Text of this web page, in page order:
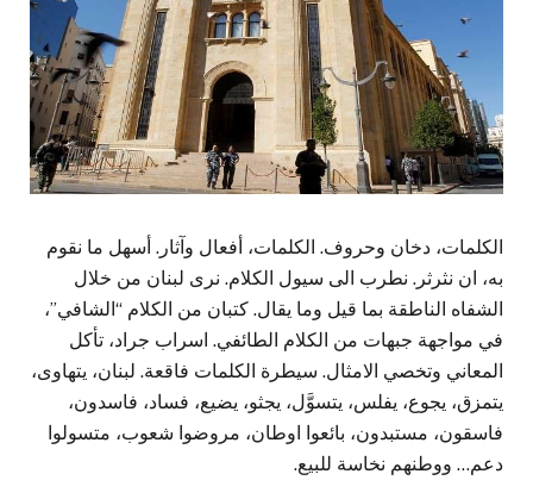
الكلمات، دخان وحروف. الكلمات، أفعال وآثار. أسهل ما نقوم
به، ان نثرثر. نطرب الى سيول الكلام. نرى لبنان من خلال
الشفاه الناطقة بما قيل وما يقال. كتبان من الكلام “الشافي”،
في مواجهة جبهات من الكلام الطائفي. اسراب جراد، تأكل
المعاني وتخصي الامثال. سيطرة الكلمات فاقعة. لبنان، يتهاوى،
يتمزق، يجوع، يفلس، يتسوَّل، يجثو، يضيع، فساد، فاسدون،
فاسقون، مستبدون، بائعوا اوطان، مروضوا شعوب، متسولوا
دعم… ووطنهم نخاسة للبيع.